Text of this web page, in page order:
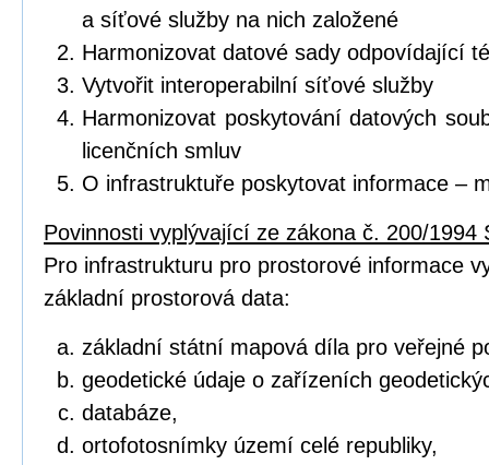
a síťové služby na nich založené
Harmonizovat datové sady odpovídající
Vytvořit interoperabilní síťové služby
Harmonizovat poskytování datových
licenčních smluv
O infrastruktuře poskytovat informace –
Povinnosti vyplývající ze zákona č. 200/1994
Pro infrastrukturu pro prostorové informace
základní prostorová data:
základní státní mapová díla pro veřejné
geodetické údaje o zařízeních
databáze,
ortofotosnímky území celé republiky,